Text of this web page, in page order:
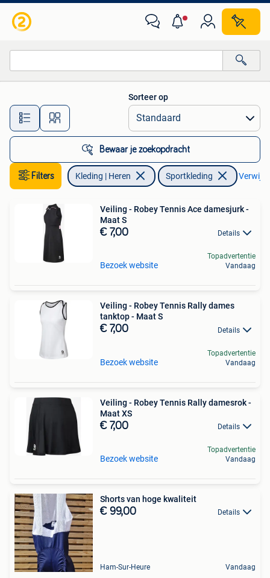
Alle afstanden…
Sorteer op
Bewaar je zoekopdracht
Filters Kleding | Heren Sportkleding
Veiling - Robey Tennis Ace damesjurk -
Maat S
€ 7,00 Details
Bezoek website
Topadvertentie
Vandaag
Veiling - Robey Tennis Rally dames
tanktop - Maat S
€ 7,00 Details
Bezoek website
Topadvertentie
Vandaag
Veiling - Robey Tennis Rally damesrok -
Maat XS
€ 7,00 Details
Bezoek website
Topadvertentie
Vandaag
Shorts van hoge kwaliteit
€ 99,00 Details
Ham-Sur-Heure Vandaag